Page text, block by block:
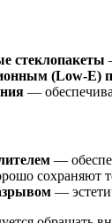
стеклопакеты
(Low-E)
—
—
сохраняют
—